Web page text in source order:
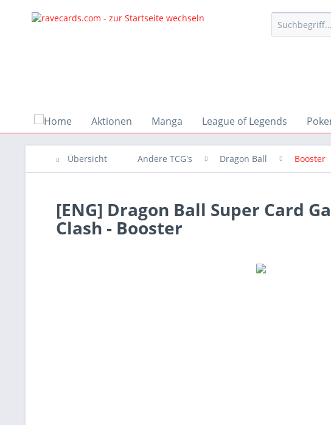
Aktionen Manga League of Legends
Übersicht Andere TCG's Dragon Ball Booster
[ENG] Dragon Ball Super Card
Clash - Booster